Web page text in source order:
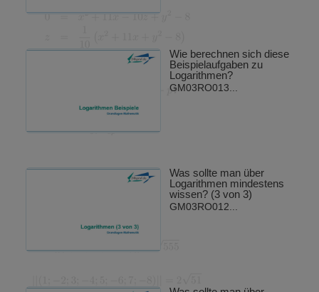
Wie berechnen sich diese
Beispielaufgaben zu
Logarithmen?
GM03RO013...
Was sollte man über
Logarithmen mindestens
wissen? (3 von 3)
GM03RO012...